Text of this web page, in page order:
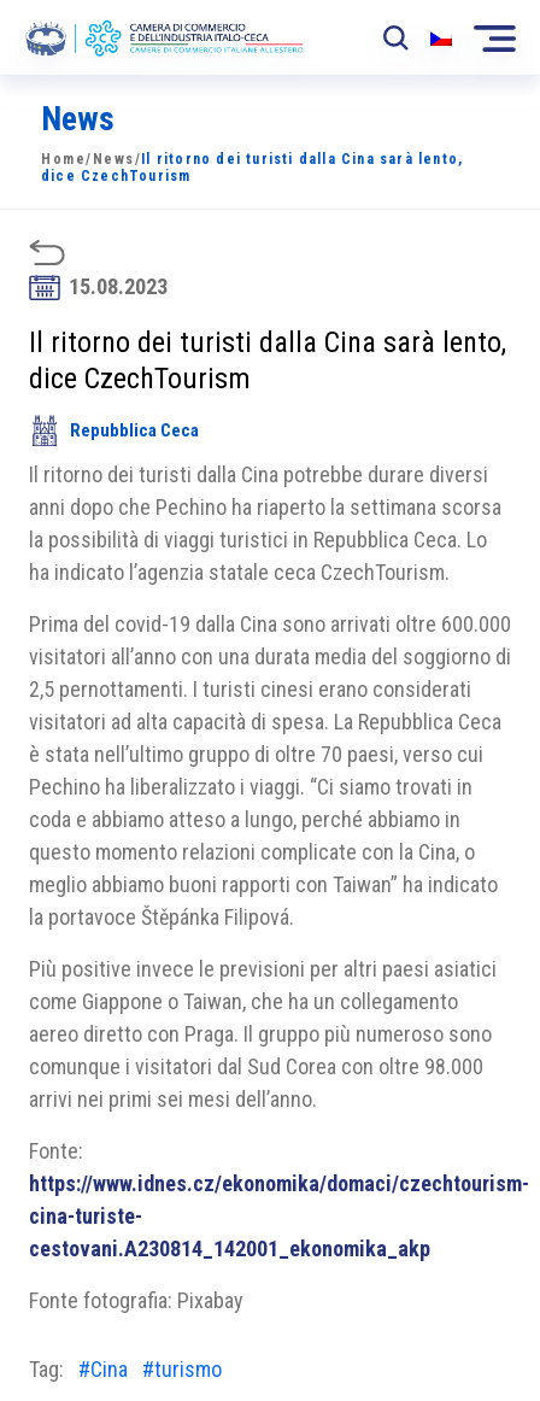
La Camera
News
Sviluppo Mercato
Soci
Partner
Progetti
Area riservata
News
Home/ News/ Il ritorno dei turisti dalla Cina sarà lento,
dice CzechTourism
15.08.2023
Il ritorno dei turisti dalla Cina sarà lento,
dice CzechTourism
Repubblica Ceca
Il ritorno dei turisti dalla Cina potrebbe durare diversi
anni dopo che Pechino ha riaperto la settimana scorsa
la possibilità di viaggi turistici in Repubblica Ceca. Lo
ha indicato l’agenzia statale ceca CzechTourism.
Prima del covid-19 dalla Cina sono arrivati oltre 600.000
visitatori all’anno con una durata media del soggiorno di
2,5 pernottamenti. I turisti cinesi erano considerati
visitatori ad alta capacità di spesa. La Repubblica Ceca
è stata nell’ultimo gruppo di oltre 70 paesi, verso cui
Pechino ha liberalizzato i viaggi. “Ci siamo trovati in
coda e abbiamo atteso a lungo, perché abbiamo in
questo momento relazioni complicate con la Cina, o
meglio abbiamo buoni rapporti con Taiwan” ha indicato
la portavoce Štěpánka Filipová.
Più positive invece le previsioni per altri paesi asiatici
come Giappone o Taiwan, che ha un collegamento
aereo diretto con Praga. Il gruppo più numeroso sono
comunque i visitatori dal Sud Corea con oltre 98.000
arrivi nei primi sei mesi dell’anno.
Fonte:
https://www.idnes.cz/ekonomika/domaci/czechtourism-
cina-turiste-
cestovani.A230814_142001_ekonomika_akp
Fonte fotografia: Pixabay
Tag: #Cina #turismo